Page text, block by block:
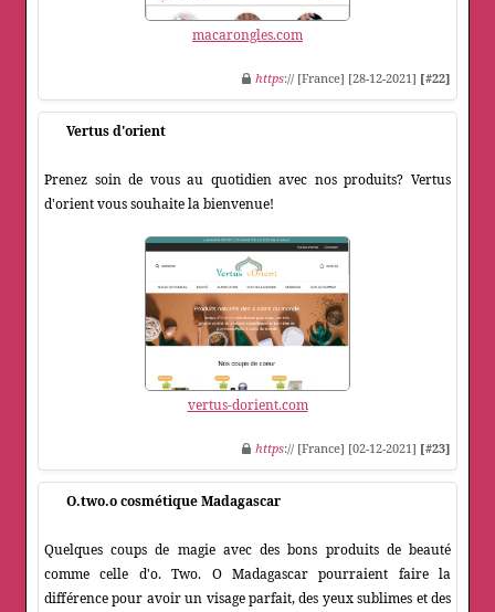
macarongles.com
https:// [France] [28-12-2021] [#22]
Vertus d'orient
Prenez soin de vous au quotidien avec nos produits? Vertus
d'orient vous souhaite la bienvenue!
vertus-dorient.com
https:// [France] [02-12-2021] [#23]
O.two.o cosmétique Madagascar
Quelques coups de magie avec des bons produits de beauté
comme celle d'o. Two. O Madagascar pourraient faire la
différence pour avoir un visage parfait, des yeux sublimes et des